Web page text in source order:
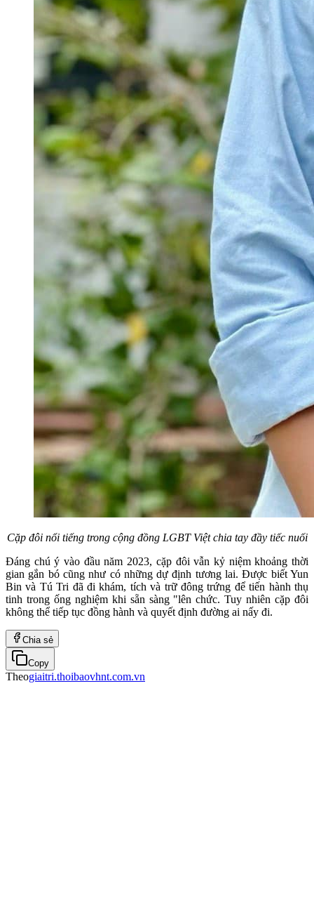
Cặp đôi nổi tiếng trong cộng đồng LGBT Việt chia tay đầy tiếc nuối
Đáng chú ý vào đầu năm 2023, cặp đôi vẫn kỷ niệm khoảng thời
gian gắn bó cũng như có những dự định tương lai. Được biết Yun
Bin và Tú Tri đã đi khám, tích và trữ đông trứng để tiến hành thụ
tinh trong ống nghiệm khi sẵn sàng "lên chức. Tuy nhiên cặp đôi
không thể tiếp tục đồng hành và quyết định đường ai nấy đi.
Chia sẻ
Copy
Theogiaitri.thoibaovhnt.com.vn